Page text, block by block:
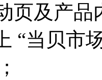
页及产
“当贝市